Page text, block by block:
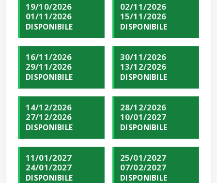
19/10/2026
01/11/2026
DISPONIBILE
02/11/2026
15/11/2026
DISPONIBILE
16/11/2026
29/11/2026
DISPONIBILE
30/11/2026
13/12/2026
DISPONIBILE
14/12/2026
27/12/2026
DISPONIBILE
28/12/2026
10/01/2027
DISPONIBILE
11/01/2027
24/01/2027
DISPONIBILE
25/01/2027
07/02/2027
DISPONIBILE